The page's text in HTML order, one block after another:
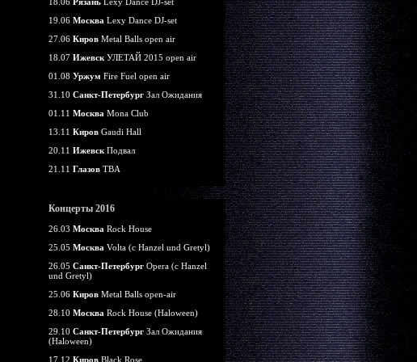
19.06 Москва Lexy Dance DJ-set
27.06 Киров Metal Balls open air
18.07 Ижевск УЛЕТАЙ 2015 open air
01.08 Уржум Fire Fuel open air
31.10 Санкт-Петербург Зал Ожидания
01.11 Москва Mona Club
13.11 Киров Gaudi Hall
20.11 Ижевск Подвал
21.11 Глазов TBA
Концерты 2016
26.03 Москва Rock House
25.05 Москва Volta (c Hanzel und Gretyl)
26.05 Санкт-Петербург Opera (c Hanzel
und Gretyl)
25.06 Киров Metal Balls open-air
28.10 Москва Rock House (Haloween)
29.10 Санкт-Петербург Зал Ожидания
(Haloween)
17.12 Киров Black Rose